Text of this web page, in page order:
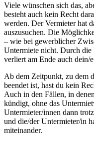
Viele wünschen sich das,
besteht auch kein Recht
werden. Der Vermieter hat
auszusuchen. Die
– wie bei gewerblicher
Untermiete nicht. Durch
verliert am Ende auch dein/
Ab dem Zeitpunkt, zu dem
beendet ist, hast du kein
Auch in den Fällen, in
kündigt, ohne das
Untermieter/innen dann
und die/der Untermieter/in
miteinander.